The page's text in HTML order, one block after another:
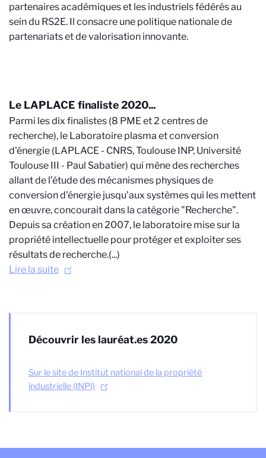
partenaires académiques et les industriels fédérés au
sein du RS2E. Il consacre une politique nationale de
partenariats et de valorisation innovante.
Le LAPLACE finaliste 2020...
Parmi les dix finalistes (8 PME et 2 centres de
recherche), le Laboratoire plasma et conversion
d'énergie (LAPLACE - CNRS, Toulouse INP, Université
Toulouse III - Paul Sabatier) qui mène des recherches
allant de l’étude des mécanismes physiques de
conversion d’énergie jusqu’aux systèmes qui les mettent
en œuvre, concourait dans la catégorie "Recherche".
Depuis sa création en 2007, le laboratoire mise sur la
propriété intellectuelle pour protéger et exploiter ses
résultats de recherche.(...)
Lire la suite
Découvrir les lauréat.es 2020
Sur le site de Institut national de la propriété
industrielle (INPI)